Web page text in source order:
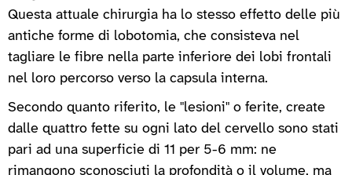
Questa attuale chirurgia ha lo stesso effetto delle più
antiche forme di lobotomia, che consisteva nel
tagliare le fibre nella parte inferiore dei lobi frontali
nel loro percorso verso la capsula interna.
Secondo quanto riferito, le "lesioni" o ferite, create
dalle quattro fette su ogni lato del cervello sono stati
pari ad una superficie di 11 per 5-6 mm: ne
rimangono sconosciuti la profondità o il volume, ma